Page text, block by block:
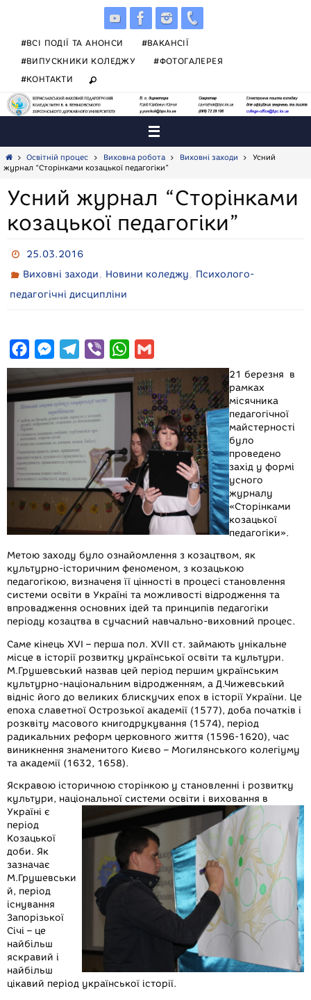
#ВСІ ПОДІЇ ТА АНОНСИ
#ВАКАНСІЇ
#ВИПУСКНИКИ КОЛЕДЖУ
#ФОТОГАЛЕРЕЯ
#КОНТАКТИ
HomeОсвітній процес Виховна робота Виховні заходи
Усний
журнал “Сторінками козацької педагогіки”
Усний журнал “Сторінками
козацької педагогіки”
25.03.2016
Виховні заходи, Новини коледжу, Психолого-
педагогічні дисципліни
a
c
e
b
o
o
k
M
e
s
s
e
n
g
e
r
e
l
e
g
r
a
m
i
b
W
h
a
A
p
p
m
i
l
21 березня в
рамках
місячника
педагогічної
майстерності
було
проведено
захід у формі
усного
журналу
«Сторінками
козацької
педагогіки».
Метою заходу було ознайомлення з козацтвом, як
культурно-історичним феноменом, з козацькою
педагогікою, визначеня її цінності в процесі становлення
системи освіти в Україні та можливості відродження та
впровадження основних ідей та принципів педагогіки
періоду козацтва в сучасний навчально-виховний процес.
Саме кінець ХVІ – перша пол. ХVII ст. займають унікальне
місце в історії розвитку української освіти та культури.
М.Грушевський назвав цей період першим українським
культурно-національним відродженням, а Д.Чижевський
відніс його до великих блискучих епох в історії України. Це
епоха славетної Острозької академії (1577), доба початків і
розквіту масового книгодрукування (1574), період
радикальних реформ церковного життя (1596-1620), час
виникнення знаменитого Києво – Могилянського колегіуму
та академії (1632, 1658).
Яскравою історичною сторінкою у становленні і розвитку
культури, національної системи освіти і виховання в
Україні є
період
Козацької
доби. Як
зазначає
М.Грушевськи
й, період
існування
Запорізької
Січі – це
найбільш
яскравий і
найбільш
цікавий період української історії.